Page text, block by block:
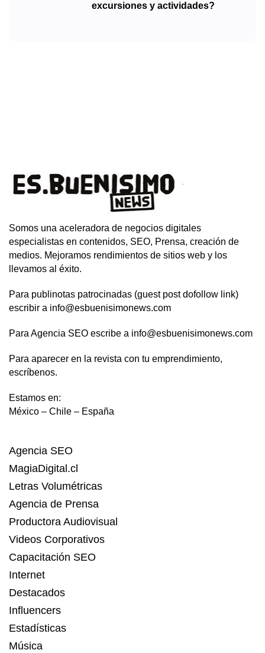
excursiones y actividades?
Somos una aceleradora de negocios digitales
especialistas en contenidos, SEO, Prensa, creación de
medios. Mejoramos rendimientos de sitios web y los
llevamos al éxito.
Para publinotas patrocinadas (guest post dofollow link)
escribir a info@esbuenisimonews.com
Para Agencia SEO escribe a info@esbuenisimonews.com
Para aparecer en la revista con tu emprendimiento,
escríbenos.
Estamos en:
México – Chile – España
Agencia SEO
MagiaDigital.cl
Letras Volumétricas
Agencia de Prensa
Productora Audiovisual
Videos Corporativos
Capacitación SEO
Internet
Destacados
Influencers
Estadísticas
Música